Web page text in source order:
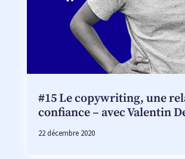
#15 Le copywriting, une
confiance – avec Valentin
22 décembre 2020